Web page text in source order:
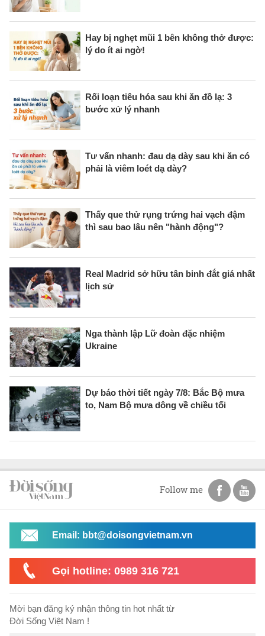
Hay bị nghẹt mũi 1 bên không thở được:
lý do ít ai ngờ!
Rối loạn tiêu hóa sau khi ăn đồ lạ: 3
bước xử lý nhanh
Tư vấn nhanh: đau dạ dày sau khi ăn có
phải là viêm loét dạ dày?
Thấy que thử rụng trứng hai vạch đậm
thì sau bao lâu nên "hành động"?
Real Madrid sở hữu tân binh đắt giá nhất
lịch sử
Nga thành lập Lữ đoàn đặc nhiệm
Ukraine
Dự báo thời tiết ngày 7/8: Bắc Bộ mưa
to, Nam Bộ mưa dông về chiều tối
Follow me
Email: bbt@doisongvietnam.vn
Gọi hotline: 0989 316 721
Mời bạn đăng ký nhận thông tin hot nhất từ
Đời Sống Việt Nam !